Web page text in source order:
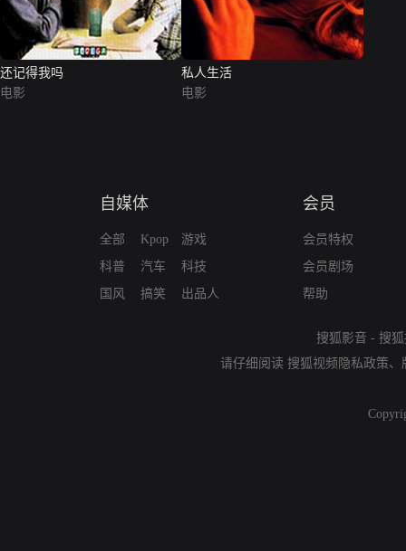
还记得我吗
电影
私人生活
电影
自媒体
全部
科普
国风
Kpop
汽车
搞笑
游戏
科技
出品人
会员
会员特权
会员剧场
帮助
搜狐影音 - 搜
请仔细阅读 搜狐视频隐私政策、